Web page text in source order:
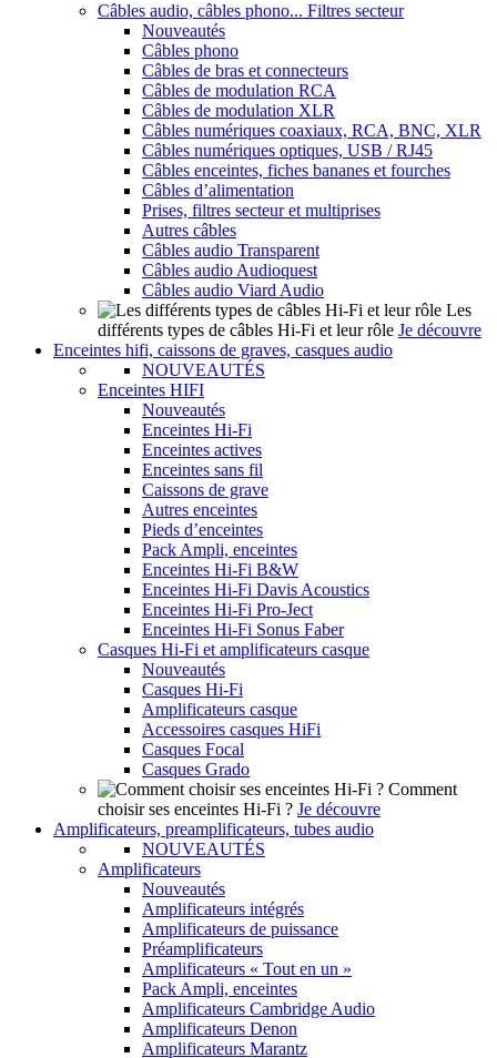
Câbles audio, câbles phono... Filtres secteur
Nouveautés
Câbles phono
Câbles de bras et connecteurs
Câbles de modulation RCA
Câbles de modulation XLR
Câbles numériques coaxiaux, RCA, BNC, XLR
Câbles numériques optiques, USB / RJ45
Câbles enceintes, fiches bananes et fourches
Câbles d’alimentation
Prises, filtres secteur et multiprises
Autres câbles
Câbles audio Transparent
Câbles audio Audioquest
Câbles audio Viard Audio
Les
différents types de câbles Hi-Fi et leur rôle Je découvre
Enceintes hifi, caissons de graves, casques audio
NOUVEAUTÉS
Enceintes HIFI
Nouveautés
Enceintes Hi-Fi
Enceintes actives
Enceintes sans fil
Caissons de grave
Autres enceintes
Pieds d’enceintes
Pack Ampli, enceintes
Enceintes Hi-Fi B&W
Enceintes Hi-Fi Davis Acoustics
Enceintes Hi-Fi Pro-Ject
Enceintes Hi-Fi Sonus Faber
Casques Hi-Fi et amplificateurs casque
Nouveautés
Casques Hi-Fi
Amplificateurs casque
Accessoires casques HiFi
Casques Focal
Casques Grado
Comment
choisir ses enceintes Hi-Fi ? Je découvre
Amplificateurs, preamplificateurs, tubes audio
NOUVEAUTÉS
Amplificateurs
Nouveautés
Amplificateurs intégrés
Amplificateurs de puissance
Préamplificateurs
Amplificateurs « Tout en un »
Pack Ampli, enceintes
Amplificateurs Cambridge Audio
Amplificateurs Denon
Amplificateurs Marantz